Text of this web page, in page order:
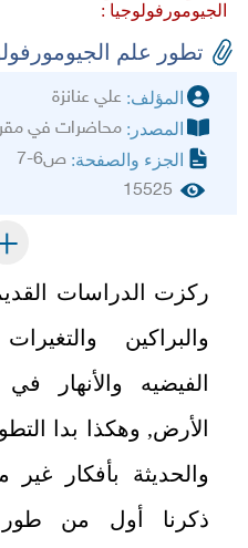
الجيومورفولوجيا :
تطور علم
المؤلف: علي عنانزة
المصدر: محاضرات في
الجزء والصفحة: ص6-7
15525
ركزت الدراسات
والبراكين
الفيضيه والأنهار
الأرض, وهكذا بدا
والحديثة بأفكار
ذكرنا أول من طور